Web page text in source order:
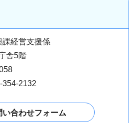
課経営支援係
舎5階
354-2132